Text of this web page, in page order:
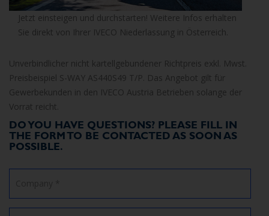
Jetzt einsteigen und durchstarten! Weitere Infos erhalten
Sie direkt von Ihrer IVECO Niederlassung in Österreich.
Unverbindlicher nicht kartellgebundener Richtpreis exkl. Mwst.
Preisbeispiel S-WAY AS440S49 T/P. Das Angebot gilt für
Gewerbekunden in den IVECO Austria Betrieben solange der
Vorrat reicht.
DO YOU HAVE QUESTIONS? PLEASE FILL IN
THE FORM TO BE CONTACTED AS SOON AS
POSSIBLE.